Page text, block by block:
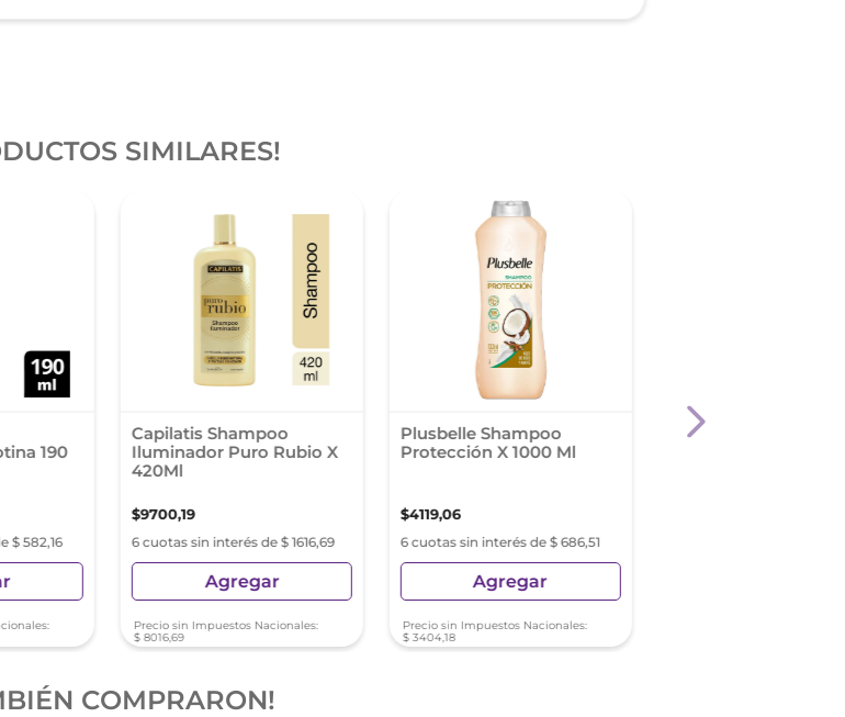
SIMILARES!
190
$ 582,16
Capilatis Shampoo
Iluminador Puro Rubio X
420Ml
$9700,19
6 cuotas sin interés de $ 1616,69
Agregar
Precio sin Impuestos Nacionales:
$ 8016,69
Plusbelle Shampoo
Protección X 1000 Ml
$4119,06
6 cuotas sin interés de $ 686,51
Agregar
Precio sin Impuestos Nacionales:
$ 3404,18
Shampoo Dove
COMPRARON!